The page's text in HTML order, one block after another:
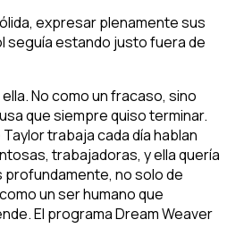
expresar plenamente sus
seguía estando justo fuera de
No como un fracaso, sino
que siempre quiso terminar.
trabaja cada día hablan
trabajadoras, y ella quería
no solo de
un ser humano que
El programa Dream Weaver